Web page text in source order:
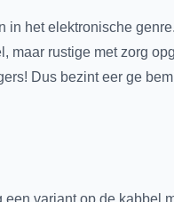
in het elektronische
maar rustige met zorg
Dus bezint eer ge
een variant op de kabbel